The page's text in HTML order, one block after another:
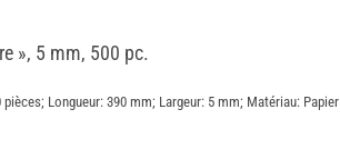
», 5 mm, 500 pc.
Longueur: 390 mm; Largeur: 5 mm; Matériau: Papier